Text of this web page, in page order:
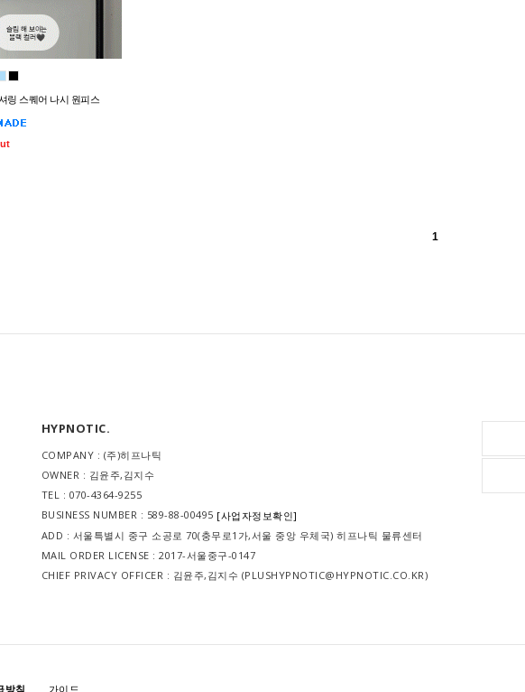
링 스퀘어 나시 원피스
1
HYPNOTIC.
COMPANY : (주)히프나틱
OWNER : 김윤주,김지수
TEL : 070-4364-9255
BUSINESS NUMBER : 589-88-00495 [사업자정보확인]
ADD : 서울특별시 중구 소공로 70(충무로1가,서울 중앙 우체국) 히프나틱 물류센터
MAIL ORDER LICENSE : 2017-서울중구-0147
CHIEF PRIVACY OFFICER : 김윤주,김지수 (PLUSHYPNOTIC@HYPNOTIC.CO.KR)